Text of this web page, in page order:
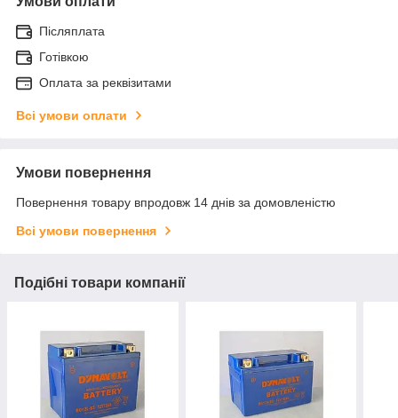
Післяплата
Готівкою
Оплата за реквізитами
Всі умови оплати
Умови повернення
Повернення товару впродовж 14 днів за домовленістю
Всі умови повернення
Подібні товари компанії